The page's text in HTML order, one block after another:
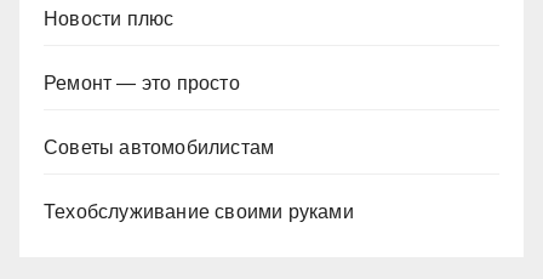
Новости плюс
Ремонт — это просто
Советы автомобилистам
Техобслуживание своими руками